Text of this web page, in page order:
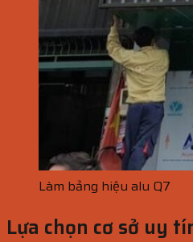
Làm bảng hiệu alu Q7
Lựa chọn cơ sở uy